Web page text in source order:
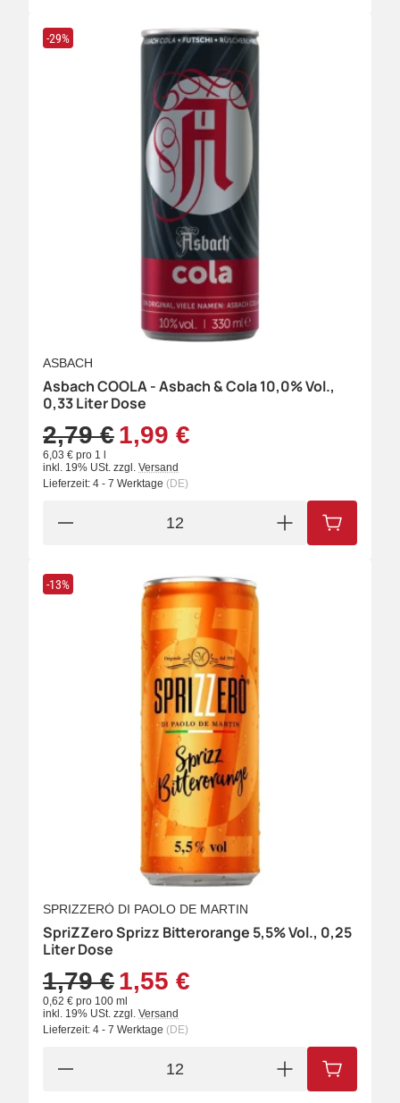
-29%
ASBACH
Asbach COOLA - Asbach & Cola 10,0% Vol.,
0,33 Liter Dose
1,99 €
2,79 €
6,03 € pro 1 l
inkl. 19% USt. zzgl. Versand
Lieferzeit: 4 - 7 Werktage (DE)
IN DEN
-13%
SPRIZZERÒ DI PAOLO DE MARTIN
SpriZZero Sprizz Bitterorange 5,5% Vol., 0,25
Liter Dose
1,55 €
1,79 €
0,62 € pro 100 ml
inkl. 19% USt. zzgl. Versand
Lieferzeit: 4 - 7 Werktage (DE)
IN DEN